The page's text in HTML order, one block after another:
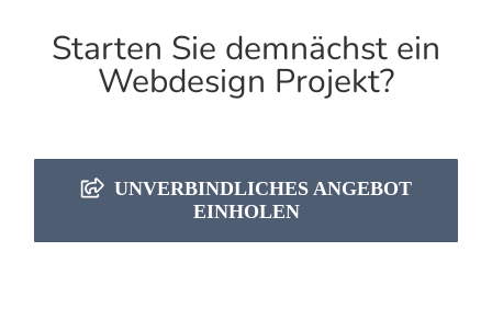
Starten Sie demnächst ein
Webdesign Projekt?
UNVERBINDLICHES ANGEBOT
EINHOLEN